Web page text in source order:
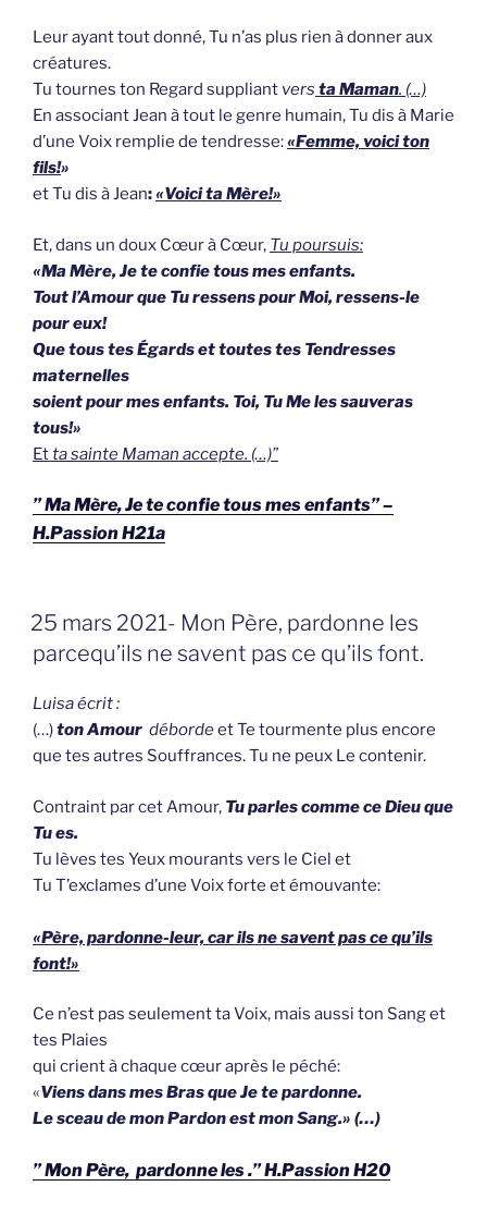
Leur ayant tout donné, Tu n’as plus rien à donner aux
créatures.
Tu tournes ton Regard suppliant vers ta Maman. (…)
En associant Jean à tout le genre humain, Tu dis à Marie
d’une Voix remplie de tendresse:«Femme, voici ton
fils!»
et Tu dis à Jean:«Voici ta Mère!»
Et, dans un doux Cœur à Cœur, Tu poursuis:
«Ma Mère, Je te confie tous mes enfants.
Tout l’Amour que Tu ressens pour Moi, ressens-le
pour eux!
Que tous tes Égards et toutes tes Tendresses
maternelles
soient pour mes enfants. Toi, Tu Me les sauveras
tous!»
Etta sainte Maman accepte. (…)”
” Ma Mère, Je te confie tous mes enfants” –
H.Passion H21a
GEPLAATST
OP
25 mars 2021- Mon Père, pardonne les
parcequ’ils ne savent pas ce qu’ils font.
Luisa écrit :
(…)ton Amour débordeet Te tourmente plus encore
que tes autres Souffrances. Tu ne peux Le contenir.
Contraint par cet Amour, Tu parles comme ce Dieu que
Tu es.
Tu lèves tes Yeux mourants vers le Ciel et
Tu T’exclames d’une Voix forte et émouvante:
«Père, pardonne-leur, car ils ne savent pas ce qu’ils
font!»
Ce n’est pas seulement ta Voix, mais aussi ton Sang et
tes Plaies
qui crient à chaque cœur après le péché:
«Viens dans mes Bras que Je te pardonne.
Le sceau de mon Pardon est mon Sang.» (…)
” Mon Père, pardonne les .” H.Passion H20